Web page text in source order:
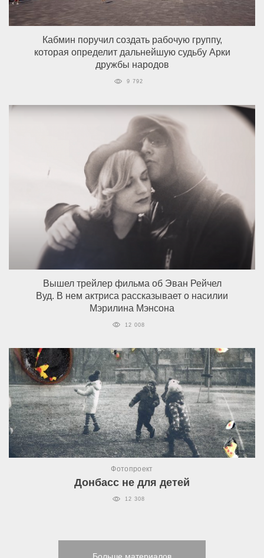
Кабмин поручил создать рабочую группу,
которая определит дальнейшую судьбу Арки
дружбы народов
9 792
Вышел трейлер фильма об Эван Рейчел
Вуд. В нем актриса рассказывает о насилии
Мэрилина Мэнсона
12 008
Фотопроект
Донбасс не для детей
12 308